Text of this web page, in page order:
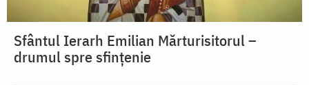
Sfântul Ierarh Emilian Mărturisitorul –
drumul spre sfințenie